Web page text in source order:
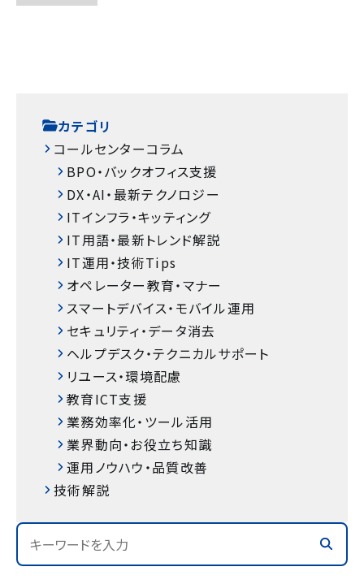
カテゴリ
コールセンターコラム
BPO・バックオフィス支援
DX・AI・最新テクノロジー
ITインフラ・キッティング
IT用語・最新トレンド解説
IT運用・技術Tips
オペレーター教育・マナー
スマートデバイス・モバイル運用
セキュリティ・データ消去
ヘルプデスク・テクニカルサポート
リユース・環境配慮
教育ICT支援
業務効率化・ツール活用
業界動向・お役立ち知識
運用ノウハウ・品質改善
技術解説